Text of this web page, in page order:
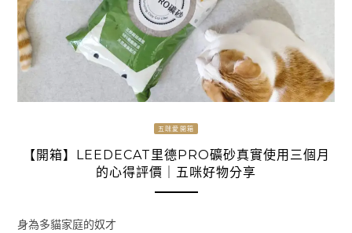
五咪愛開箱
【開箱】LEEDECAT里德PRO礦砂真實使用三個月
的心得評價｜五咪好物分享
身為多貓家庭的奴才